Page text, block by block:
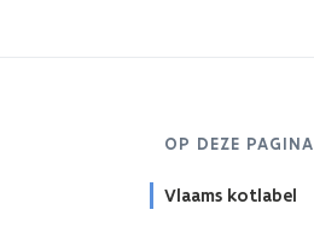
OP DEZE PAGINA
Vlaams kotlabel